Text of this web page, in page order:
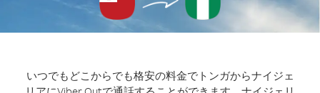
いつでもどこからでも格安の料金でトンガからナイジェ